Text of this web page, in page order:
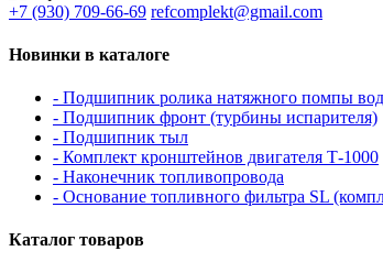
+7 (930) 709-66-69 refcomplekt@gmail.com
Новинки в каталоге
- Подшипник ролика натяжного помпы
- Подшипник фронт (турбины испарителя)
- Подшипник тыл
- Комплект кронштейнов двигателя Т-1000
- Наконечник топливопровода
- Основание топливного фильтра SL
Каталог товаров